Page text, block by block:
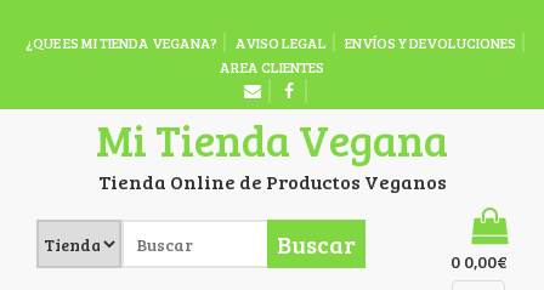
¿QUE ES MI TIENDA VEGANA? AVISO LEGAL
ENVÍOS Y DEVOLUCIONES
AREA CLIENTES
Mi Tienda Vegana
Tienda Online de Productos Veganos
Buscar
0 0,00€